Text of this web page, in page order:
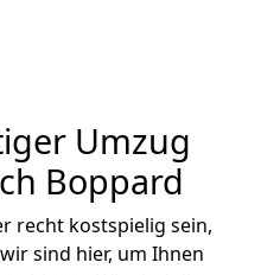
Umzug
Boppard
recht kostspielig sein,
sind hier, um Ihnen